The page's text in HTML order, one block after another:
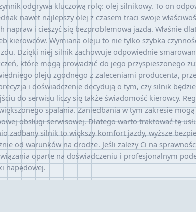
odgrywa kluczową rolę: olej silnikowy. To on
nawet najlepszy olej z czasem traci swoje
i cieszyć się bezproblemową jazdą. Właśnie
kierowców. Wymiana oleju to nie tylko szybka
Dzięki niej silnik zachowuje odpowiednie
które mogą prowadzić do jego przyspieszonego
oleju zgodnego z zaleceniami producenta,
i doświadczenie decydują o tym, czy silnik
do serwisu liczy się także świadomość kierowcy.
spalania. Zaniedbania w tym zakresie
obsługi serwisowej. Dlatego warto traktować tę
zadbany silnik to większy komfort jazdy, wyższe
od warunków na drodze. Jeśli zależy Ci na
oparte na doświadczeniu i profesjonalnym
napędowej.